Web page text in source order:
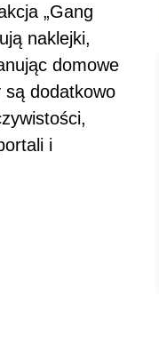
„Gang
naklejki,
domowe
są dodatkowo
i